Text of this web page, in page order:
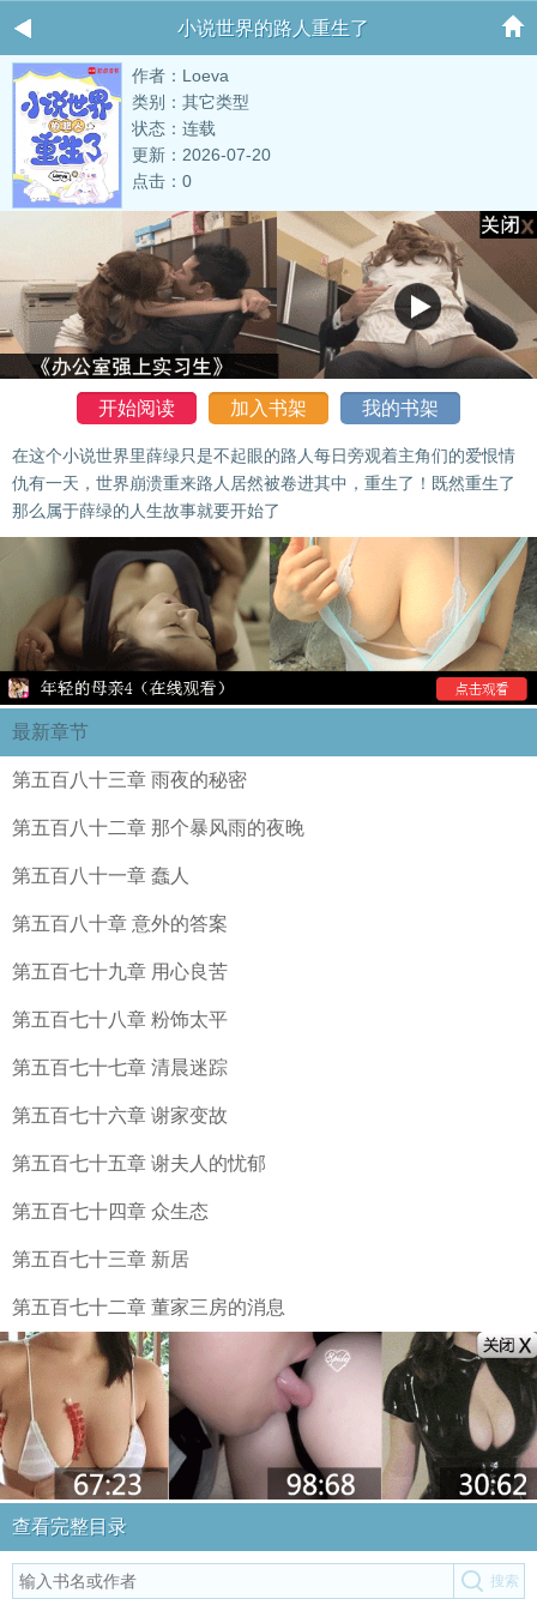
小说世界的路人重生了
作者：Loeva
类别：其它类型
状态：连载
更新：2026-07-20
点击：0
开始阅读 加入书架 我的书架
在这个小说世界里薛绿只是不起眼的路人每日旁观着主角们的爱恨情
仇有一天，世界崩溃重来路人居然被卷进其中，重生了！既然重生了
那么属于薛绿的人生故事就要开始了
最新章节
第五百八十三章 雨夜的秘密
第五百八十二章 那个暴风雨的夜晚
第五百八十一章 蠢人
第五百八十章 意外的答案
第五百七十九章 用心良苦
第五百七十八章 粉饰太平
第五百七十七章 清晨迷踪
第五百七十六章 谢家变故
第五百七十五章 谢夫人的忧郁
第五百七十四章 众生态
第五百七十三章 新居
第五百七十二章 董家三房的消息
查看完整目录